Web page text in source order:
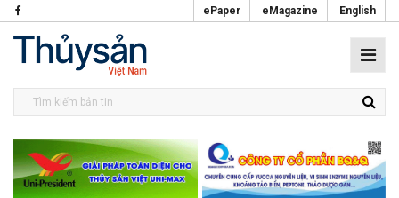
ePaper eMagazine English